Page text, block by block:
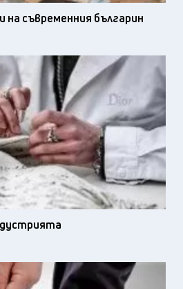
съвременния българин